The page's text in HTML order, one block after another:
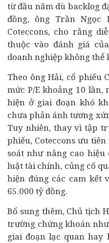
từ đầu năm dù backlog
đồng, ông Trần Ngọc
Coteccons, cho rằng
thuộc vào đánh giá
doanh nghiệp không thể
Theo ông Hải, cổ phiếu
mức P/E khoảng 10
hiện ở giai đoạn khó
chưa phản ánh tương
Tuy nhiên, thay vì tập
phiếu, Coteccons ưu
soát như nâng cao
luật tài chính, củng cố
hiện đúng các cam kết
65.000 tỷ đồng.
Bổ sung thêm, Chủ tịch
trường chứng khoán
giai đoạn lạc quan hay